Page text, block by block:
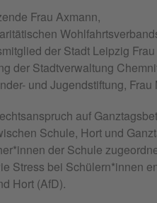
Frau Axmann,
der Stadt Leipzig
der Stadtverwaltung
und Jugendstiftung, Frau
auf
Schule, Hort und
der Schule
Stress bei Schülern*innen
Hort (AfD).